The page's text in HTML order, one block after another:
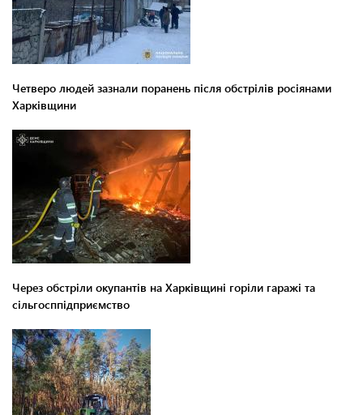
Четверо людей зазнали поранень після обстрілів росіянами
Харківщини
Через обстріли окупантів на Харківщині горіли гаражі та
сільгосппідприємство